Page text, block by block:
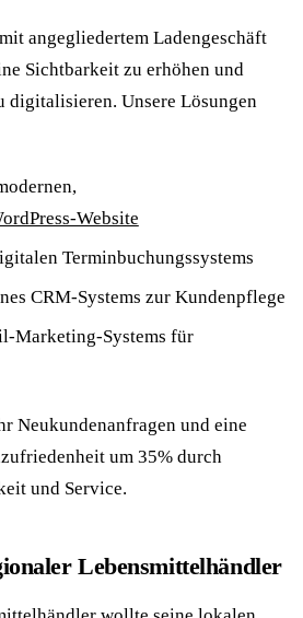
angegliedertem Ladengeschäft
Sichtbarkeit zu erhöhen und
digitalisieren. Unsere Lösungen
Website
Terminbuchungssystems
CRM-Systems zur Kundenpflege
Marketing-Systems für
Neukundenanfragen und eine
um 35% durch
und Service.
Lebensmittelhändler